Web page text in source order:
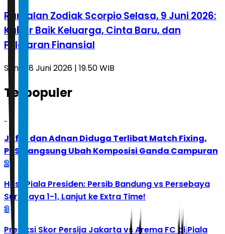
Ramalan Zodiak Scorpio Selasa, 9 Juni 2026:
Kabar Baik Keluarga, Cinta Baru, dan
Pelajaran Finansial
Senin, 8 Juni 2026 | 19.50 WIB
Terpopuler
Jafar dan Adnan Diduga Terlibat Match Fixing,
PBSI Langsung Ubah Komposisi Ganda Campuran
2
Hasil Piala Presiden: Persib Bandung vs Persebaya
Surabaya 1-1, Lanjut ke Extra Time!
3
Prediksi Skor Persija Jakarta vs Arema FC di Piala